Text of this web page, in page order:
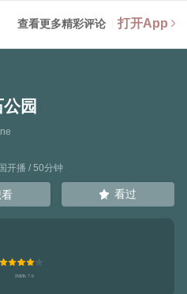
查看更多精彩评论 打开App
园
开播 / 50分钟
看过